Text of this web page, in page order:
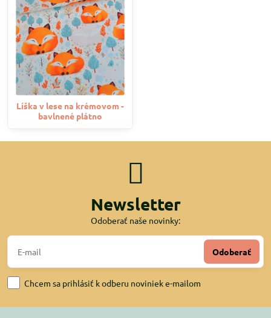
Líška v lese na krémovom -
bavlnené plátno
Newsletter
Odoberať naše novinky:
Odoberať
Chcem sa prihlásiť k odberu noviniek e-mailom